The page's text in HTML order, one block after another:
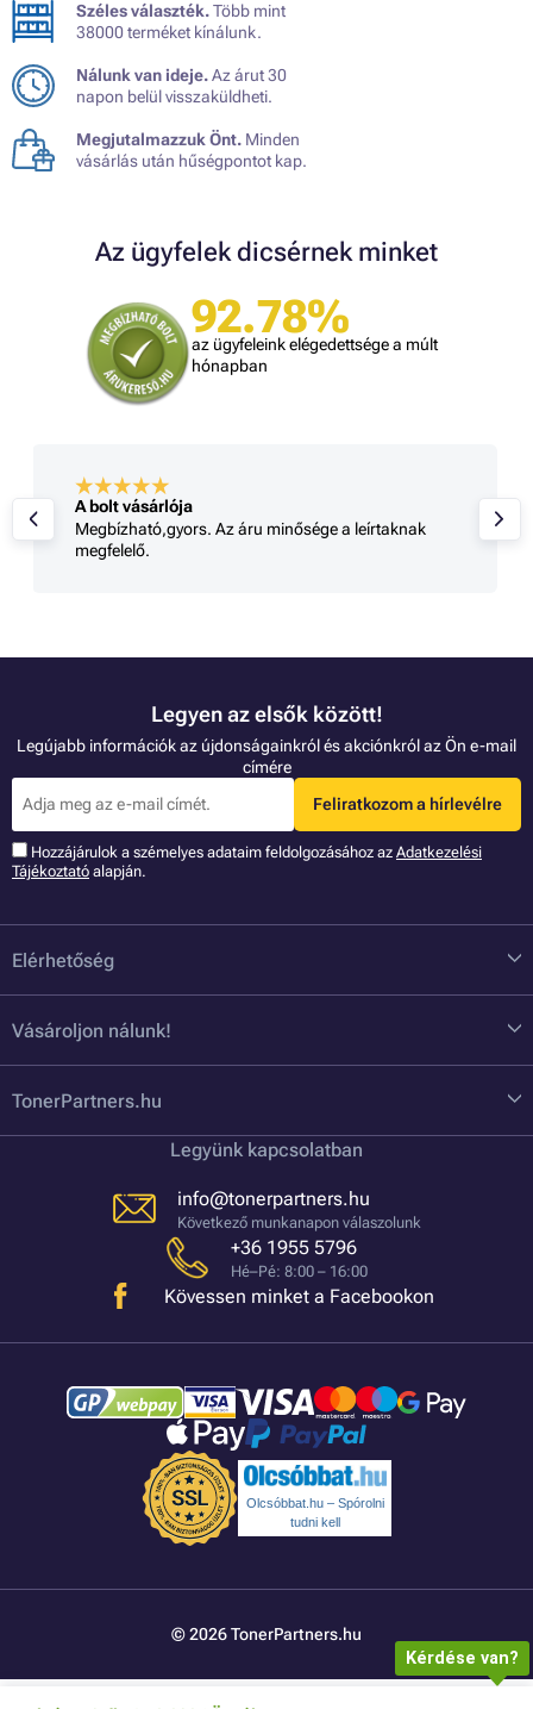
Széles választék.Több mint
38000 terméket kínálunk.
Nálunk van ideje.Az árut 30
napon belül visszaküldheti.
Megjutalmazzuk Önt. Minden
vásárlás után hűségpontot kap.
Az ügyfelek dicsérnek minket
92.78%
az ügyfeleink elégedettsége a múlt
hónapban
A bolt vásárlója
Megbízható,gyors. Az áru minősége a leírtaknak
megfelelő.
Legyen az elsők között!
Legújabb információk az újdonságainkról és akciónkról az Ön e-mail
címére
Feliratkozom a hírlevélre
Hozzájárulok a szémelyes adataim feldolgozásához az Adatkezelési
Tájékoztató alapján.
Elérhetőség
Vásároljon nálunk!
TonerPartners.hu
Legyünk kapcsolatban
info@tonerpartners.hu
Következő munkanapon válaszolunk
+36 1955 5796
Hé–Pé: 8:00 – 16:00
Kövessen minket a Facebookon
Olcsóbbat.hu – Spórolni
tudni kell
© 2026 TonerPartners.hu
Kérdése van?